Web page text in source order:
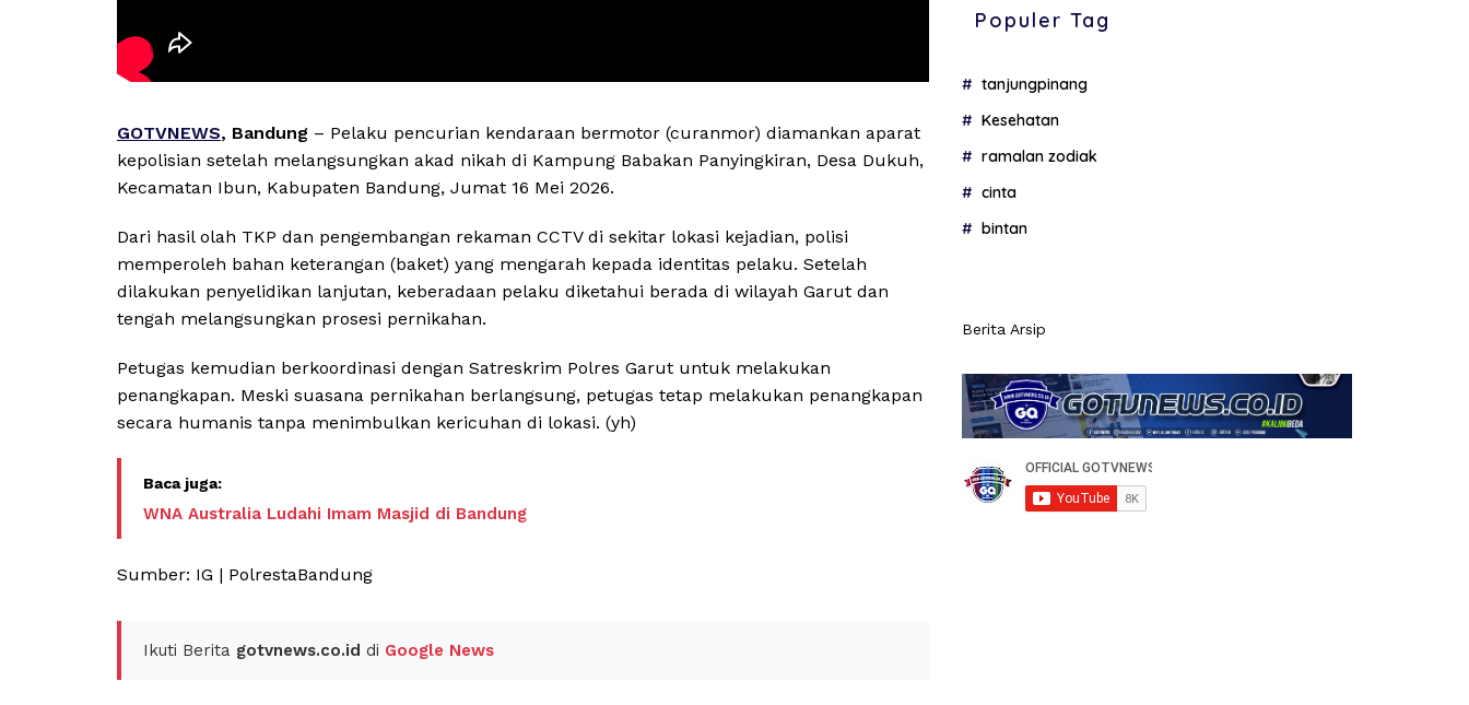
GOTVNEWS, Bandung – Pelaku pencurian kendaraan bermotor (curanmor) diamankan aparat
kepolisian setelah melangsungkan akad nikah di Kampung Babakan Panyingkiran, Desa Dukuh,
Kecamatan Ibun, Kabupaten Bandung, Jumat 16 Mei 2026.
Dari hasil olah TKP dan pengembangan rekaman CCTV di sekitar lokasi kejadian, polisi
memperoleh bahan keterangan (baket) yang mengarah kepada identitas pelaku. Setelah
dilakukan penyelidikan lanjutan, keberadaan pelaku diketahui berada di wilayah Garut dan
tengah melangsungkan prosesi pernikahan.
Petugas kemudian berkoordinasi dengan Satreskrim Polres Garut untuk melakukan
penangkapan. Meski suasana pernikahan berlangsung, petugas tetap melakukan penangkapan
secara humanis tanpa menimbulkan kericuhan di lokasi. (yh)
WNA Australia Ludahi Imam Masjid di Bandung
Sumber: IG | PolrestaBandung
Ikuti Berita gotvnews.co.id di Google News
Populer Tag
tanjungpinang
Kesehatan
ramalan zodiak
cinta
bintan
Berita Arsip